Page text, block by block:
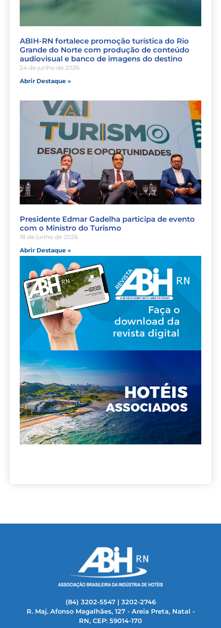
ABIH-RN fortalece promoção turística do Rio
Grande do Norte com produção de conteúdo
audiovisual e banco de imagens do destino
24 de junho de 2026
Abrir Destaque »
Presidente Edmar Gadelha participa de evento
com o Ministro do Turismo
18 de junho de 2026
Abrir Destaque »
(84) 3202-5547 | 3202-2746
R. Maj. Afonso Magalhães, 127 - Areia Preta, Natal -
RN, CEP: 59014-170